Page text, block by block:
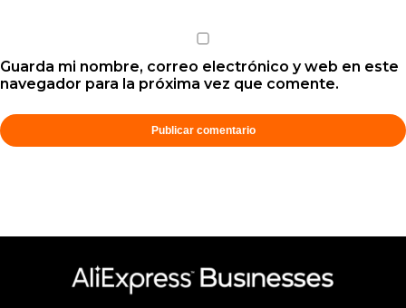
Guarda mi nombre, correo electrónico y web en este
navegador para la próxima vez que comente.